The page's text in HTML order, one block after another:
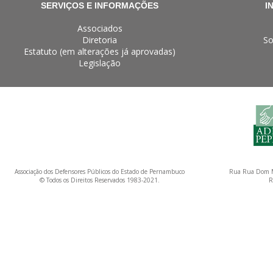
SERVIÇOS E INFORMAÇÕES
Associados
Diretoria
Estatuto (em alterações já aprovadas)
Legislação
Associação dos Defensores Públicos do Estado de Pernambuco
© Todos os Direitos Reservados 1983-2021.
Rua Rua Dom